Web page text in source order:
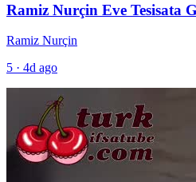
Ramiz Nurçin Eve Tesisata
Ramiz Nurçin
5 · 4d ago